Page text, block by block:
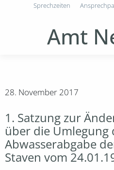
Amt
Sprechzeiten
28. November 2017
1. Satzung zur
über die Umlegung
Abwasserabgabe
Staven vom